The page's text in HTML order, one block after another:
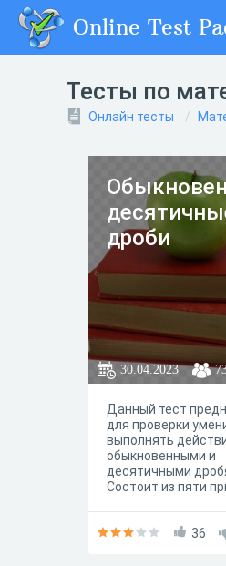
Online Test
Тесты по
Онлайн тесты
дроби
30.04.2023
Данный тест
для проверки
выполнять
обыкновенными и
десятичными
Состоит из пяти
36